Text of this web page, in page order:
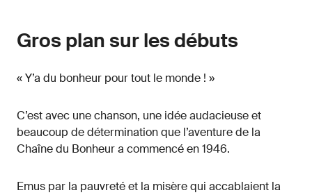
Gros plan sur les débuts
« Y’a du bonheur pour tout le monde ! »
C’est avec une chanson, une idée audacieuse et
beaucoup de détermination que l’aventure de la
Chaîne du Bonheur a commencé en 1946.
Emus par la pauvreté et la misère qui accablaient la